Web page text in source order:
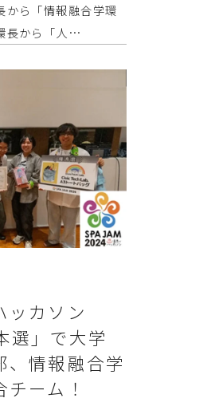
ら「情報融合学環
長から「人…
ッカソン
選」で大学
、情報融合学
ーム！